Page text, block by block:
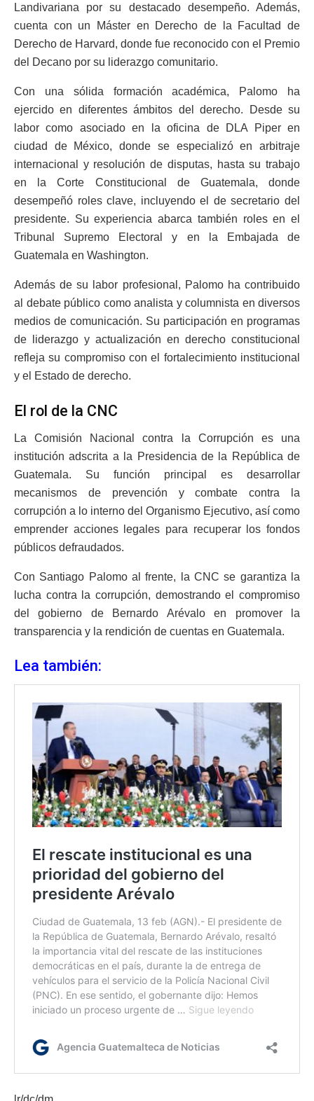
Landivariana por su destacado desempeño. Además,
cuenta con un Máster en Derecho de la Facultad de
Derecho de Harvard, donde fue reconocido con el Premio
del Decano por su liderazgo comunitario.
Con una sólida formación académica, Palomo ha
ejercido en diferentes ámbitos del derecho. Desde su
labor como asociado en la oficina de DLA Piper en
ciudad de México, donde se especializó en arbitraje
internacional y resolución de disputas, hasta su trabajo
en la Corte Constitucional de Guatemala, donde
desempeñó roles clave, incluyendo el de secretario del
presidente. Su experiencia abarca también roles en el
Tribunal Supremo Electoral y en la Embajada de
Guatemala en Washington.
Además de su labor profesional, Palomo ha contribuido
al debate público como analista y columnista en diversos
medios de comunicación. Su participación en programas
de liderazgo y actualización en derecho constitucional
refleja su compromiso con el fortalecimiento institucional
y el Estado de derecho.
El rol de la CNC
La Comisión Nacional contra la Corrupción es una
institución adscrita a la Presidencia de la República de
Guatemala. Su función principal es desarrollar
mecanismos de prevención y combate contra la
corrupción a lo interno del Organismo Ejecutivo, así como
emprender acciones legales para recuperar los fondos
públicos defraudados.
Con Santiago Palomo al frente, la CNC se garantiza la
lucha contra la corrupción, demostrando el compromiso
del gobierno de Bernardo Arévalo en promover la
transparencia y la rendición de cuentas en Guatemala.
Lea también: